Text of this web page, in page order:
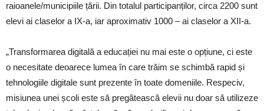
raioanele/municipiile țării. Din totalul participanților, circa 2200 sunt
elevi ai claselor a IX-a, iar aproximativ 1000 – ai claselor a XII-a.
„Transformarea digitală a educației nu mai este o opțiune, ci este
o necesitate deoarece lumea în care trăim se schimbă rapid și
tehnologiile digitale sunt prezente în toate domeniile. Respeciv,
misiunea unei școli este să pregătească elevii nu doar să utilizeze